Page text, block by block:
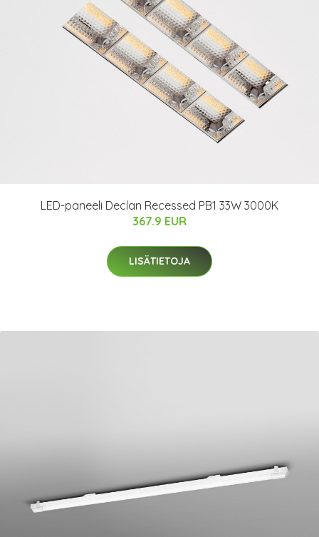
LED-paneeli Declan Recessed PB1 33W 3000K
367.9 EUR
LISÄTIETOJA